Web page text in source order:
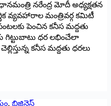
నరేంద్ర మోదీ అధ్యక్షతన
వ్యవహారాల మంత్రివర్గ కమిటీ
పెంచిన కనీస మద్దతు
గిట్టుబాటు ధర లభించేలా
కనీస మద్దతు ధరలు
, బిజినెస్